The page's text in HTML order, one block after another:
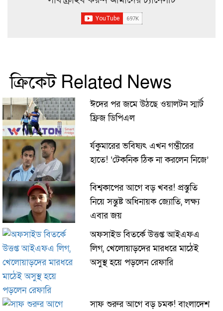
ক্রিকেট Related News
ঈদের পর জমে উঠছে ওয়ালটন স্মার্ট
ফ্রিজ ডিপিএল
র্যকুমারের ভবিষ্যৎ এখন গম্ভীরের
হাতে! ‘টেকনিক ঠিক না করলেন নিজে’
বিশ্বকাপের আগে বড় খবর! প্রস্তুতি
নিয়ে সন্তুষ্ট অধিনায়ক জ্যোতি, লক্ষ্য
এবার জয়
অফসাইড বিতর্কে উত্তপ্ত আইএফএ
লিগ, খেলোয়াড়দের মারধরে মাঠেই
অসুস্থ হয়ে পড়লেন রেফারি
সাফ শুরুর আগে বড় চমক! বাংলাদেশ